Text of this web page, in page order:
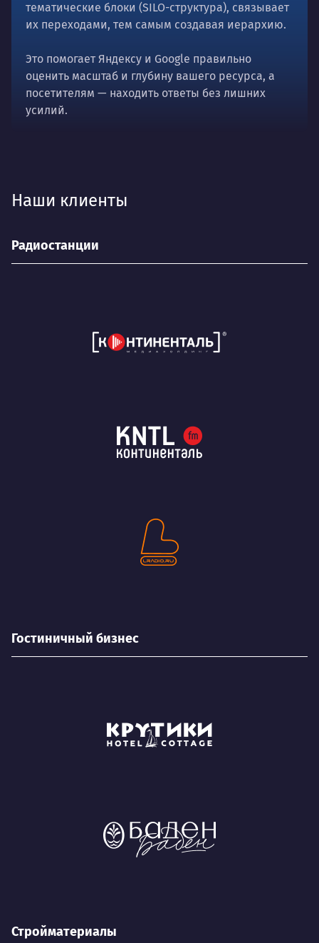
тематические блоки (SILO-структура), связывает
их переходами, тем самым создавая иерархию.
Это помогает Яндексу и Google правильно
оценить масштаб и глубину вашего ресурса, а
посетителям — находить ответы без лишних
усилий.
Наши клиенты
Радиостанции
Гостиничный бизнес
Стройматериалы